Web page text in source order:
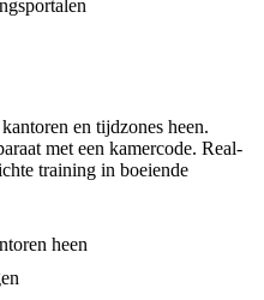
en tijdzones heen.
met een kamercode. Real-
training in boeiende
heen